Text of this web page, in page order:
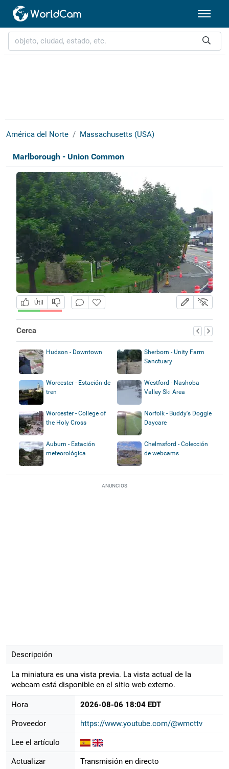
América del Norte Massachusetts (USA)
Marlborough - Union Common
Útil
Cerca
Hudson - Downtown
Sherborn - Unity Farm
Sanctuary
Worcester - Estación de
tren
Westford - Nashoba
Valley Ski Area
Worcester - College of
the Holy Cross
Norfolk - Buddy's Doggie
Daycare
Auburn - Estación
meteorológica
Chelmsford - Colección
de webcams
ANUNCIOS
Descripción
La miniatura es una vista previa. La vista actual de la
webcam está disponible en el sitio web externo.
Hora 2026-08-06 18:04 EDT
Proveedor https://www.youtube.com/@wmcttv
Lee el artículo
Actualizar Transmisión en directo